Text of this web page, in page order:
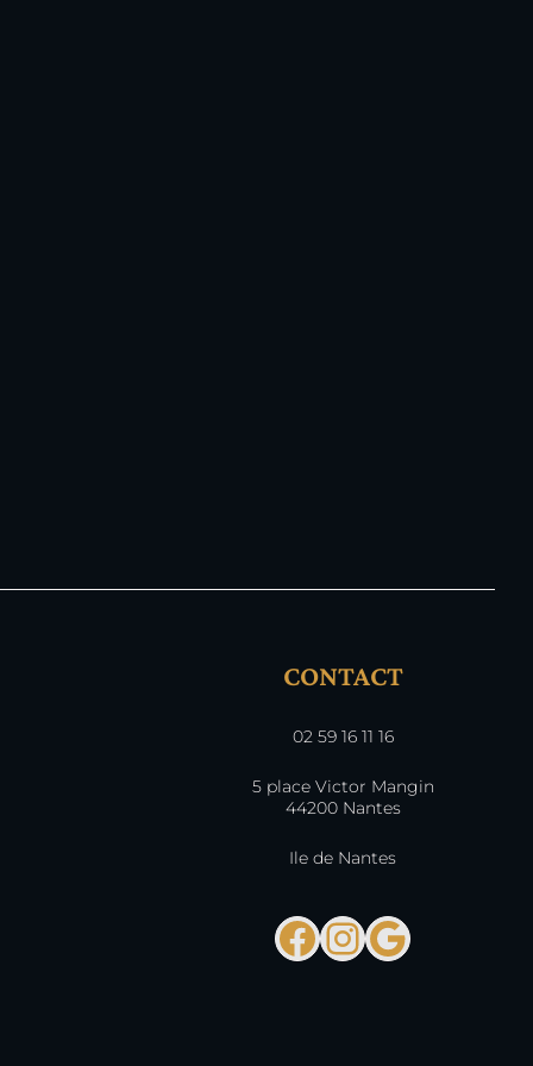
CONTACT
02 59 16 11 16
5 place Victor Mangin
44200 Nantes
Ile de Nantes
Facebook
Google